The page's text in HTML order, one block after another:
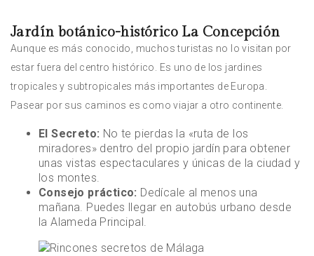
Jardín botánico-histórico La Concepción
Aunque es más conocido, muchos turistas no lo visitan por
estar fuera del centro histórico. Es uno de los jardines
tropicales y subtropicales más importantes de Europa.
Pasear por sus caminos es como viajar a otro continente.
El Secreto: No te pierdas la «ruta de los
miradores» dentro del propio jardín para obtener
unas vistas espectaculares y únicas de la ciudad y
los montes.
Consejo práctico: Dedícale al menos una
mañana. Puedes llegar en autobús urbano desde
la Alameda Principal.